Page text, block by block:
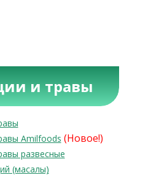
и травы
Amilfoods (Новое!)
развесные
(масалы)